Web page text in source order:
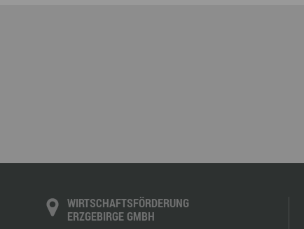
WIRTSCHAFTSFÖRDERUNG
ERZGEBIRGE GMBH